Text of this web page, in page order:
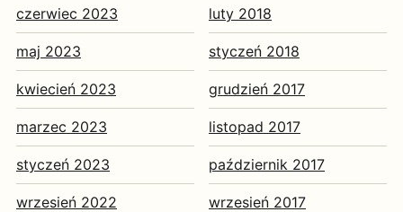
czerwiec 2023
maj 2023
kwiecień 2023
marzec 2023
styczeń 2023
wrzesień 2022
luty 2018
styczeń 2018
grudzień 2017
listopad 2017
październik 2017
wrzesień 2017